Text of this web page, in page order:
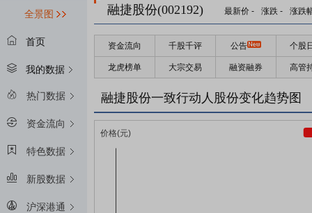
全景图
首页
我的数据
热门数据
资金流向
特色数据
新股数据
沪深港通
融捷股份(002192) 最新价 - 涨跌 - 涨跌
资金流向 千股千评 公告 个股
龙虎榜单 大宗交易 融资融券 高管
融捷股份一致行动人股份变化趋势图